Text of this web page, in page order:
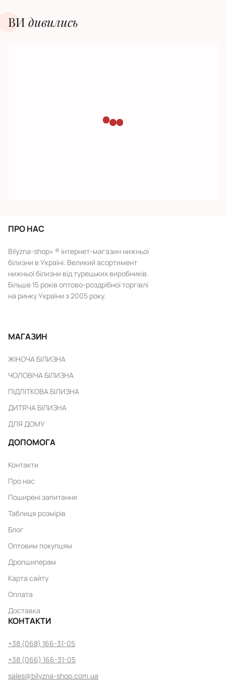
ВИ дивилиcь
ПРО НАС
Bilyzna-shop» ® інтернет-магазин нижньої
білизни в Україні. Великий асортимент
нижньої білизни від турецьких виробників.
Більше 15 років оптово-роздрібної торгівлі
на ринку України з 2005 року.
МАГАЗИН
ЖІНОЧА БІЛИЗНА
ЧОЛОВІЧА БІЛИЗНА
ПІДЛІТКОВА БІЛИЗНА
ДИТЯЧА БІЛИЗНА
ДЛЯ ДОМУ
ДОПОМОГА
Контакти
Про нас
Поширені запитання
Таблиця розмірів
Блог
Оптовим покупцям
Дропшиперам
Карта сайту
Оплата
Доставка
КОНТАКТИ
+38 (068) 166-31-05
+38 (066) 166-31-05
sales@bilyzna-shop.com.ua